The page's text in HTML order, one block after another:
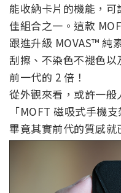
能收納卡片的機能，
佳組合之一。這款
跟進升級 MOVAS™ 純
刮擦、不染色不褪色
前一代的 2 倍！
從外觀來看，或許一
「MOFT 磁吸式手機
畢竟其實前代的質感就